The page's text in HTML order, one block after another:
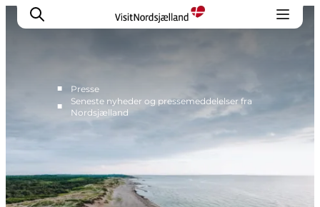
Nyheder
Pressekontakt
■
Presse
■
Seneste nyheder og pressemeddelelser fra
Nordsjælland